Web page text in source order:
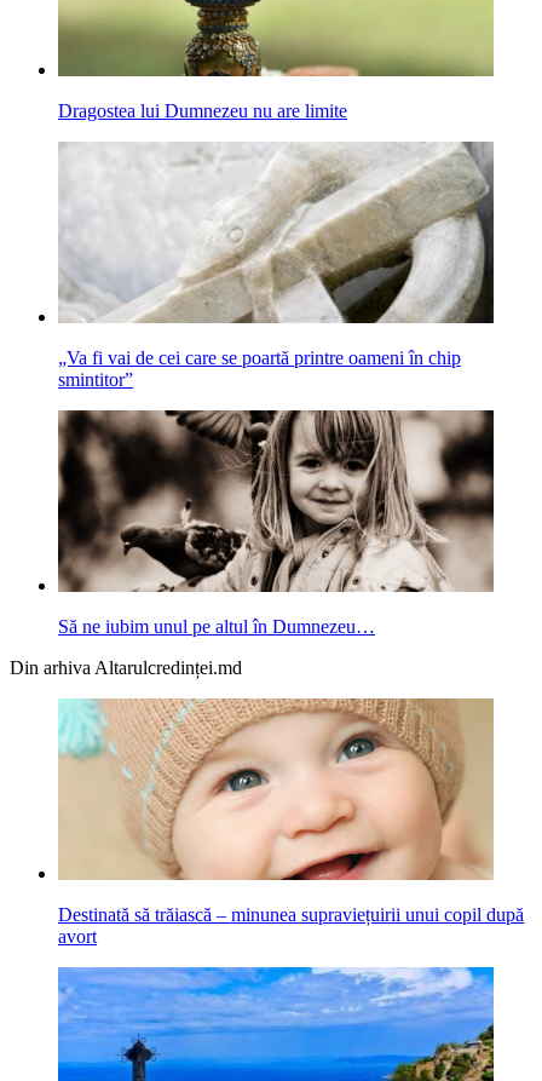
Dragostea lui Dumnezeu nu are limite
„Va fi vai de cei care se poartă printre oameni în chip
smintitor”
Să ne iubim unul pe altul în Dumnezeu…
Din arhiva Altarulcredinței.md
Destinată să trăiască – minunea supraviețuirii unui copil după
avort